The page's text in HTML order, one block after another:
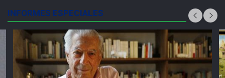
INFORMES ESPECIALES